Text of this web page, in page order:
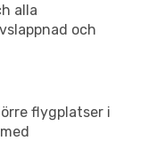
alla
och
flygplatser i